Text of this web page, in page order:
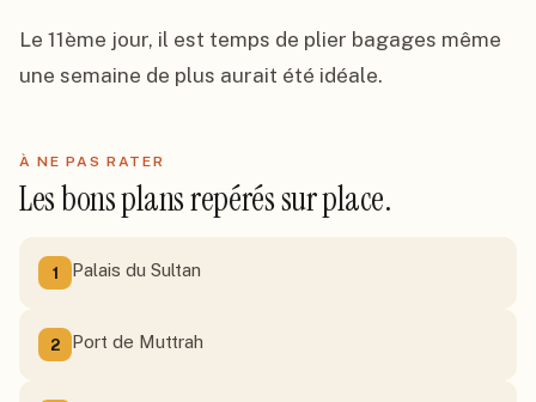
Le 11ème jour, il est temps de plier bagages même
une semaine de plus aurait été idéale.
À NE PAS RATER
Les bons plans repérés sur place.
1 Palais du Sultan
2 Port de Muttrah